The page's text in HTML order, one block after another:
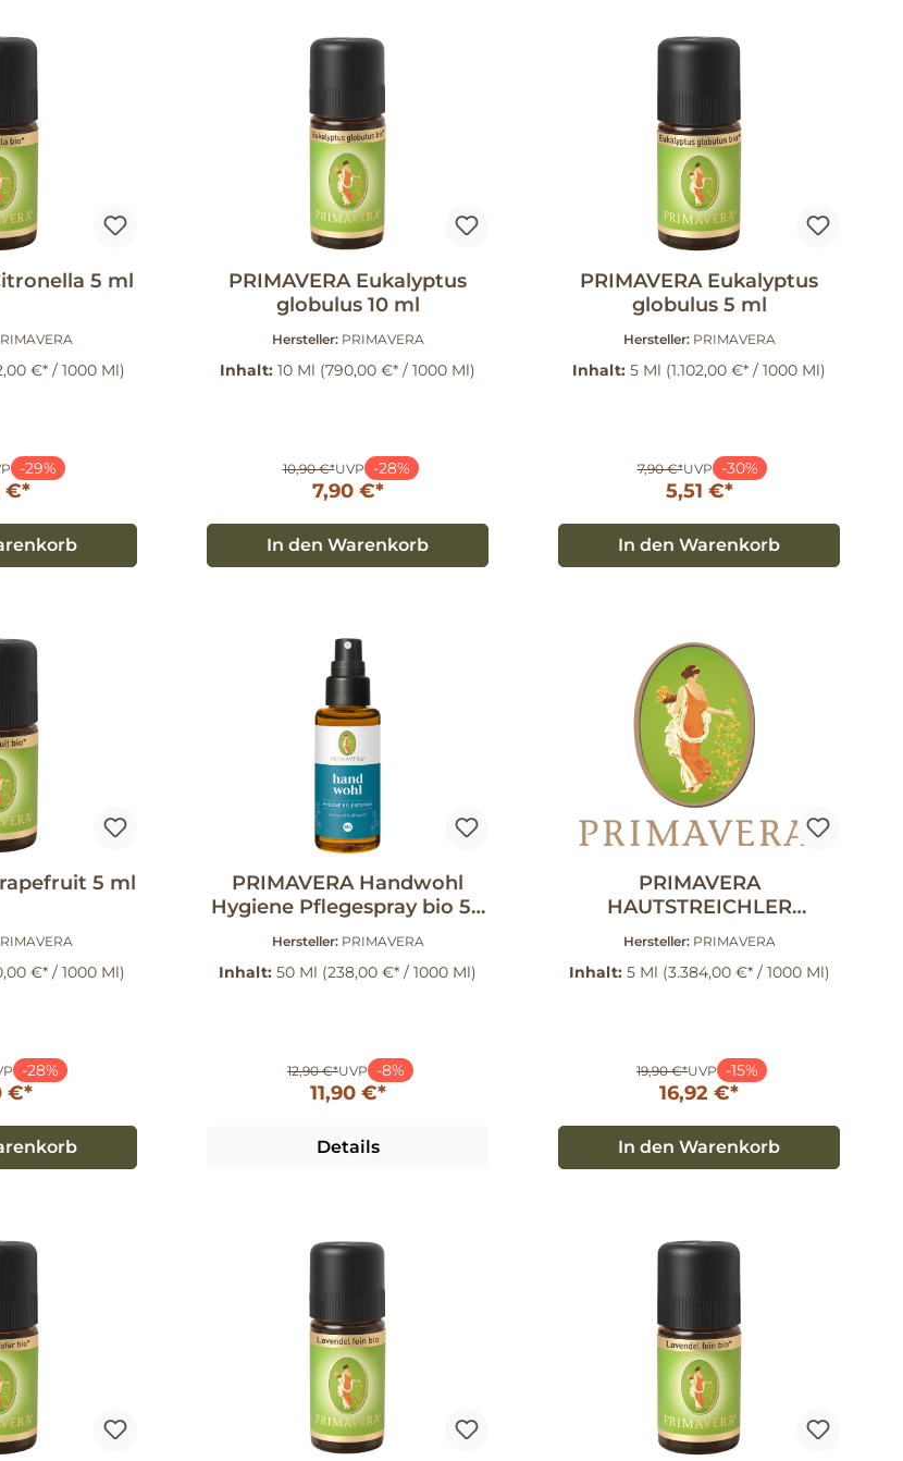
5 ml
€* / 1000 Ml)
-29%
€*
PRIMAVERA Eukalyptus
globulus 10 ml
Hersteller: PRIMAVERA
Inhalt: 10 Ml (790,00 €* / 1000 Ml)
10,90 €*UVP -28%
7,90 €*
In den Warenkorb
PRIMAVERA Eukalyptus
globulus 5 ml
Hersteller: PRIMAVERA
Inhalt: 5 Ml (1.102,00 €* / 1000 Ml)
7,90 €*UVP -30%
5,51 €*
In den Warenkorb
5 ml
€* / 1000 Ml)
-28%
€*
PRIMAVERA Handwohl
Hygiene Pflegespray bio 50
ml
Hersteller: PRIMAVERA
Inhalt: 50 Ml (238,00 €* / 1000 Ml)
12,90 €*UVP -8%
11,90 €*
Details
PRIMAVERA
HAUTSTREICHLER
KRAFTKONZENTRAT 5 ml
Hersteller: PRIMAVERA
Inhalt: 5 Ml (3.384,00 €* / 1000 Ml)
19,90 €*UVP -15%
16,92 €*
In den Warenkorb